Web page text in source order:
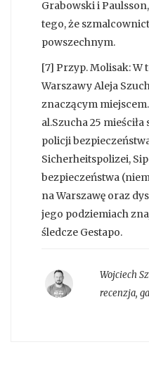
Grabowski i
tego, że
powszechnym.
[7] Przyp. Molisak:
Warszawy Aleja
znaczącym
al.Szucha 25
policji
Sicherheitspolizei,
bezpieczeństwa
na Warszawę oraz
jego podziemiach
śledcze Gestapo.
Wojciech
recenzja,